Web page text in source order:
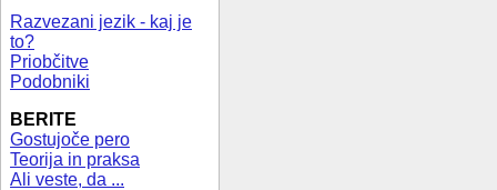
Razvezani jezik - kaj je
to?
Priobčitve
Podobniki
BERITE
Gostujoče pero
Teorija in praksa
Ali veste, da ...